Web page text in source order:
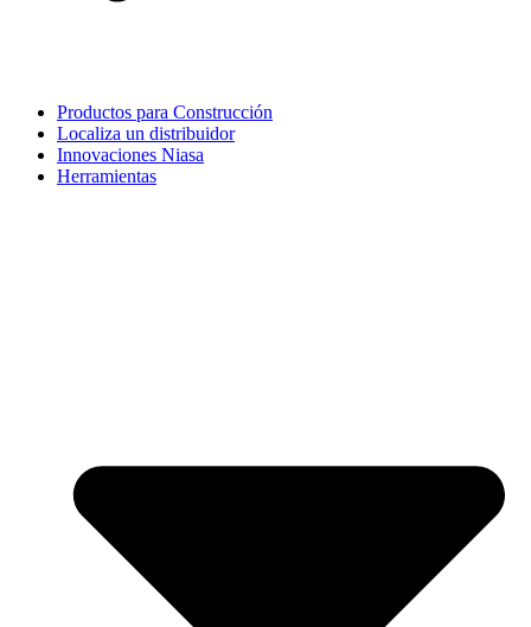
Productos para Construcción
Localiza un distribuidor
Innovaciones Niasa
Herramientas